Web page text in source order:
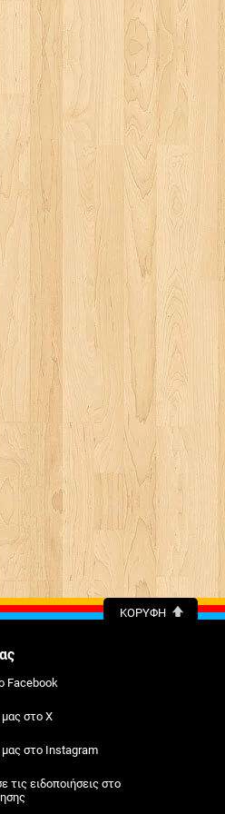
ΚΟΡΥΦΉ
Facebook
στο X
στο Instagram
τις ειδοποιήσεις στο